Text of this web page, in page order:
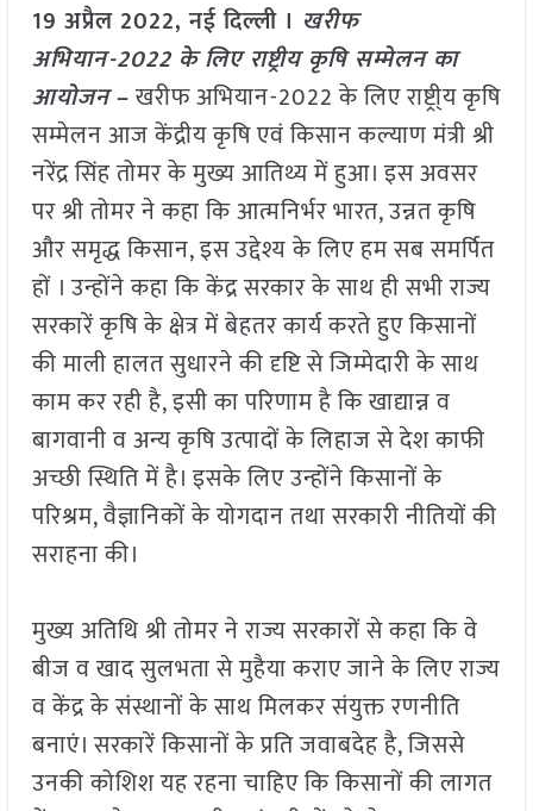
19 अप्रैल 2022, नई दिल्ली । खरीफ
अभियान-2022 के लिए राष्ट्रीय कृषि सम्मेलन का
आयोजन–खरीफ अभियान-2022 के लिए राष्ट्री्य कृषि
सम्मेलन आज केंद्रीय कृषि एवं किसान कल्याण मंत्री श्री
नरेंद्र सिंह तोमर के मुख्य आतिथ्य में हुआ। इस अवसर
पर श्री तोमर ने कहा कि आत्मनिर्भर भारत, उन्नत कृषि
और समृद्ध किसान, इस उद्देश्य के लिए हम सब समर्पित
हों । उन्होंने कहा कि केंद्र सरकार के साथ ही सभी राज्य
सरकारें कृषि के क्षेत्र में बेहतर कार्य करते हुए किसानों
की माली हालत सुधारने की दृष्टि से जिम्मेदारी के साथ
काम कर रही है, इसी का परिणाम है कि खाद्यान्न व
बागवानी व अन्य कृषि उत्पादों के लिहाज से देश काफी
अच्छी स्थिति में है। इसके लिए उन्होंने किसानों के
परिश्रम, वैज्ञानिकों के योगदान तथा सरकारी नीतियों की
सराहना की।
मुख्य अतिथि श्री तोमर ने राज्य सरकारों से कहा कि वे
बीज व खाद सुलभता से मुहैया कराए जाने के लिए राज्य
व केंद्र के संस्थानों के साथ मिलकर संयुक्त रणनीति
बनाएं। सरकारें किसानों के प्रति जवाबदेह है, जिससे
उनकी कोशिश यह रहना चाहिए कि किसानों की लागत